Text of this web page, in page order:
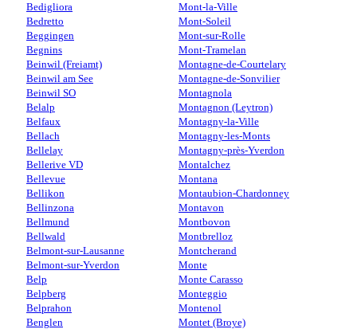
Bedigliora
Bedretto
Beggingen
Begnins
Beinwil (Freiamt)
Beinwil am See
Beinwil SO
Belalp
Belfaux
Bellach
Bellelay
Bellerive VD
Bellevue
Bellikon
Bellinzona
Bellmund
Bellwald
Belmont-sur-Lausanne
Belmont-sur-Yverdon
Belp
Belpberg
Belprahon
Benglen
Mont-la-Ville
Mont-Soleil
Mont-sur-Rolle
Mont-Tramelan
Montagne-de-Courtelary
Montagne-de-Sonvilier
Montagnola
Montagnon (Leytron)
Montagny-la-Ville
Montagny-les-Monts
Montagny-près-Yverdon
Montalchez
Montana
Montaubion-Chardonney
Montavon
Montbovon
Montbrelloz
Montcherand
Monte
Monte Carasso
Monteggio
Montenol
Montet (Broye)